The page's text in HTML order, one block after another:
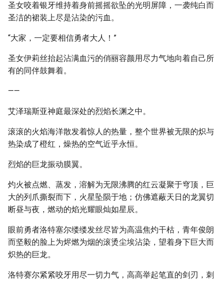
圣女咬着银牙维持着身前摇摇欲坠的光明屏障，一袭纯白而
圣洁的裙装上尽是沾染的污血。
“大家，一定要相信勇者大人！”
圣女伊莉丝抬起沾满血污的俏丽容颜用尽力气地向着自己所
有的同伴鼓舞着。
——
艾泽瑞斯亚神庭最深处的烈焰长渊之中。
滚滚的火焰海洋散发着惊人的热量，整个世界被无限的炽与
热染成了橙红，燥热的空气近乎永恒。
烈焰的巨龙振动膜翼。
灼火被点燃、蒸发，溶解为无限沸腾的红云凝聚于穹顶，巨
大的列爪撕裂而下，火星坠陨于地；仿佛遮蔽天日的龙翼切
断昼与夜，燃动的焰光耀眼灿如星辰。
眼前勇者洛特塞尔缕缕发丝尽皆为高温焦灼干枯，青年俊朗
而坚毅的脸上为烬燃为烟的滚烫尘埃沾染，望着身下巨大而
炽热的巨龙。
洛特赛尔紧紧咬牙用尽一切力气，高高举起笔直的剑刃，刺